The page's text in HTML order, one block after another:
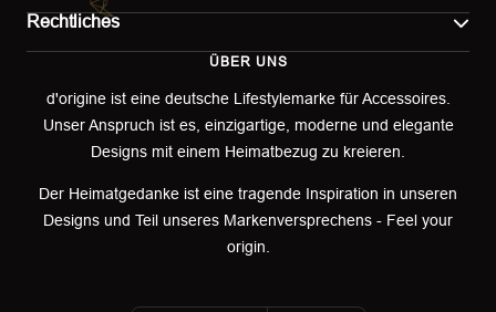
Retoure & Umtausch
Retourenportal
Rechtliches
AGB
Widerrufsbelehrung
ÜBER UNS
d'origine ist eine deutsche Lifestylemarke für Accessoires.
Unser Anspruch ist es, einzigartige, moderne und elegante
Designs mit einem Heimatbezug zu kreieren.
Der Heimatgedanke ist eine tragende Inspiration in unseren
Designs und Teil unseres Markenversprechens - Feel your
origin.